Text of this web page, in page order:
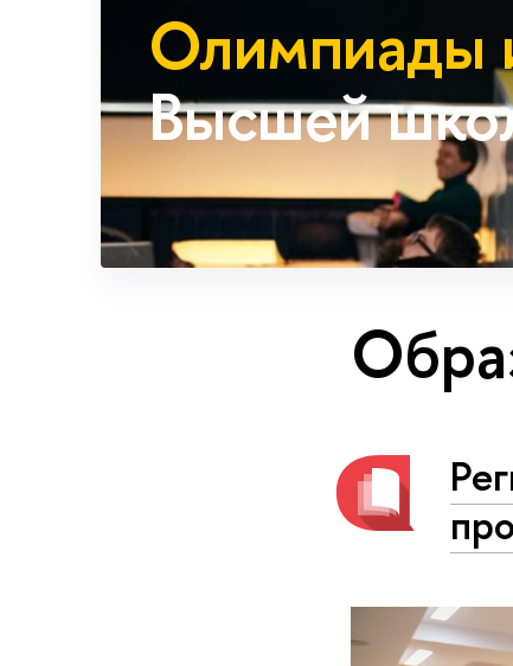
Олимпиады
Высшей